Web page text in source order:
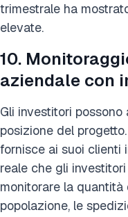
trimestrale ha
elevate.
10.
aziendale con
Gli investitori
posizione del
fornisce ai suoi clienti
reale che gli
monitorare la
popolazione, le